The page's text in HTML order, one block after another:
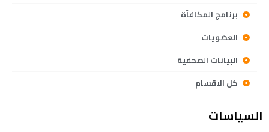
برنامج المكافأة
العضويات
البيانات الصحفية
كل الاقسام
السياسات